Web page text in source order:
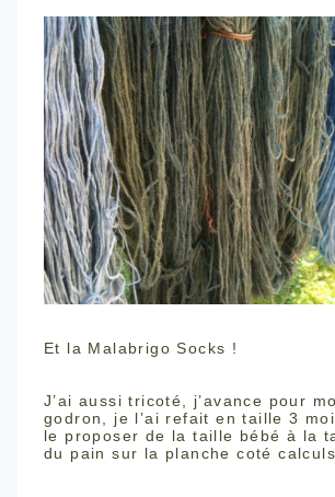
Et la Malabrigo Socks !
J’ai aussi tricoté, j’avance pour
godron, je l’ai refait en taille 3
le proposer de la taille bébé à la
du pain sur la planche coté